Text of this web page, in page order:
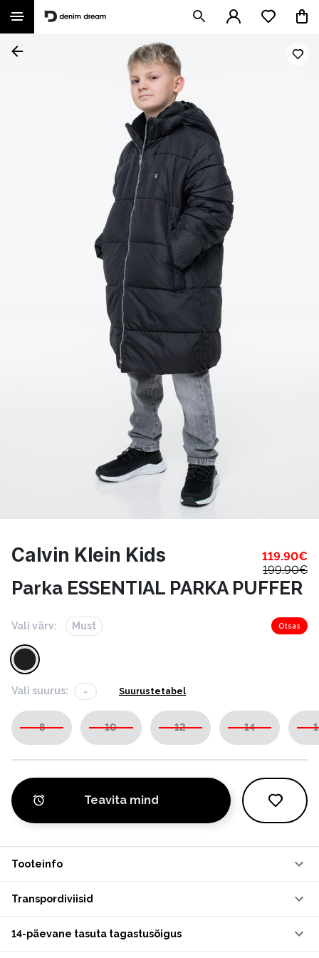
Calvin Klein Kids 119.90€
199.90€
Parka ESSENTIAL PARKA PUFFER
Vali värv: Must Otsas
Vali suurus: - Suurustetabel
8 10 12 14
Teavita mind
Tooteinfo
Transpordiviisid
14-päevane tasuta tagastusõigus